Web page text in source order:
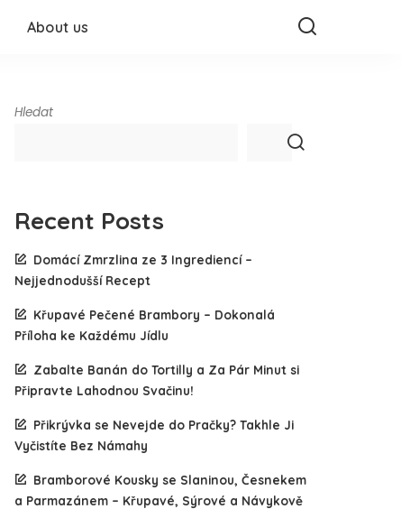
About us
Hledat
Recent Posts
Domácí Zmrzlina ze 3 Ingrediencí –
Nejjednodušší Recept
Křupavé Pečené Brambory – Dokonalá
Příloha ke Každému Jídlu
Zabalte Banán do Tortilly a Za Pár Minut si
Připravte Lahodnou Svačinu!
Přikrývka se Nevejde do Pračky? Takhle Ji
Vyčistíte Bez Námahy
Bramborové Kousky se Slaninou, Česnekem
a Parmazánem – Křupavé, Sýrové a Návykově